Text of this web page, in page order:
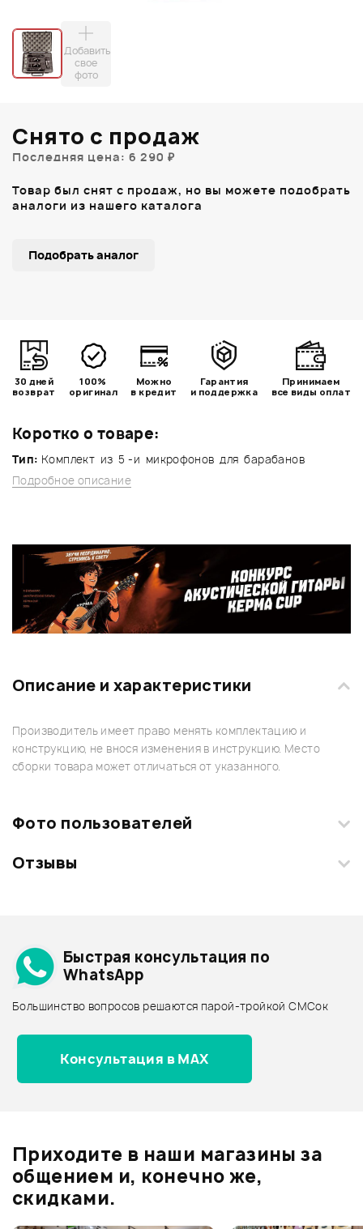
Добавить
свое
фото
Коротко о товаре:
Тип: Комплект из 5 -и микрофонов для барабанов
Подробное описание
Снято с продаж
Последняя цена: 6 290 ₽
Товар был снят с продаж, но вы можете подобрать
аналоги из нашего каталога
Подобрать аналог
30 дней
возврат
100%
оригинал
Можно
в кредит
Гарантия
и поддержка
Принимаем
все виды оплат
Описание и характеристики
Производитель имеет право менять комплектацию и
конструкцию, не внося изменения в инструкцию. Место
сборки товара может отличаться от указанного.
Фото пользователей
Загрузите свои фотографии купленного товара и получите
Отзывы
0.0
Архив товаров - дешевле
Архив товаров - дороже
Все товары MAXTONE
Архив товаров - новинки
Быстрая консультация по
WhatsApp
Большинство вопросов решаются парой-тройкой СМСок
Консультация в MAX
Приходите в наши магазины за
общением и, конечно же,
скидками.